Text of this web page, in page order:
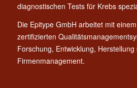
diagnostischen Tests für Krebs
Die Epitype GmbH arbeitet mit
zertifizierten
Forschung, Entwicklung, Herstellung
Firmenmanagement.